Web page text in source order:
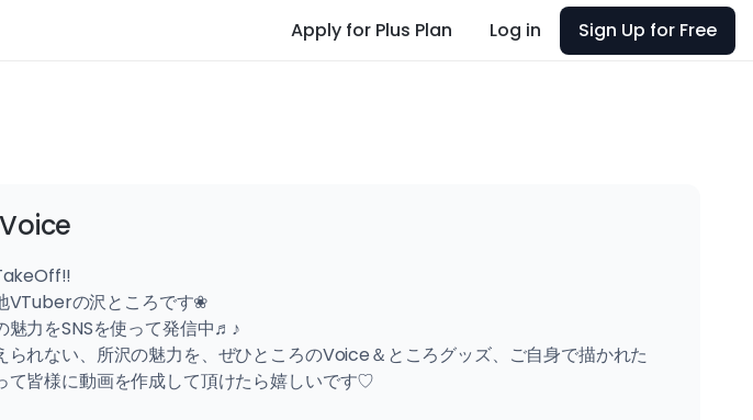
Apply for Plus Plan Log in Sign Up for Free
VTuberの沢ところです❀
魅力をSNSを使って発信中♬♪
られない、所沢の魅力を、ぜひところのVoice＆ところグッズ、ご自身で描かれた
て皆様に動画を作成して頂けたら嬉しいです♡